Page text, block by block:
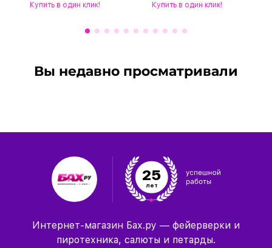
Купить в один клик! Купить в один клик!
Вы недавно просматривали
25
лет
Интернет-магазин Бах.ру — фейерверки и
пиротехника, салюты и петарды.